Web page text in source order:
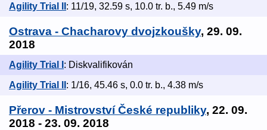
Agility Trial II : 11/19, 32.59 s, 10.0 tr. b., 5.49 m/s
Ostrava - Chacharovy dvojzkoušky, 29. 09.
2018
Agility Trial I : Diskvalifikován
Agility Trial II : 1/16, 45.46 s, 0.0 tr. b., 4.38 m/s
Přerov - Mistrovství České republiky, 22. 09.
2018 - 23. 09. 2018